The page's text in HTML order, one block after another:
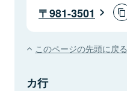
981-3501
このページの先頭に戻る
カ行